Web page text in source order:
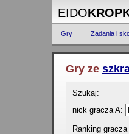
EIDO
Gry Zadania i
Gry ze
Szukaj:
nick gracza A:
Ranking gracza